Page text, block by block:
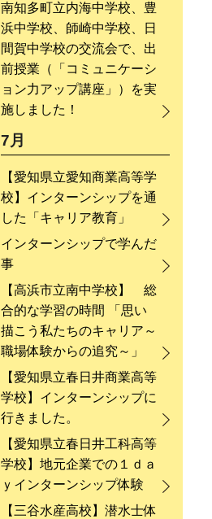
南知多町立内海中学校、豊
浜中学校、師崎中学校、日
間賀中学校の交流会で、出
前授業（「コミュニケーシ
ョン力アップ講座」）を実
施しました！
7月
【愛知県立愛知商業高等学
校】インターンシップを通
した「キャリア教育」
インターンシップで学んだ
事
【高浜市立南中学校】 総
合的な学習の時間 「思い
描こう私たちのキャリア～
職場体験からの追究～」
【愛知県立春日井商業高等
学校】インターンシップに
行きました。
【愛知県立春日井工科高等
学校】地元企業での１ｄａ
ｙインターンシップ体験
【三谷水産高校】潜水士体